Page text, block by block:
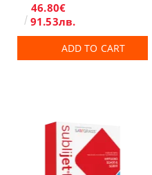
46.80€
91.53лв.
ADD TO CART